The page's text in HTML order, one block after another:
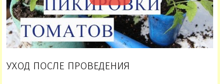
УХОД ПОСЛЕ ПРОВЕДЕНИЯ